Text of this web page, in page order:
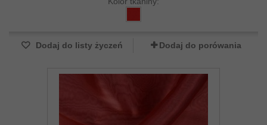
Dodaj do listy życzeń Dodaj do porówania